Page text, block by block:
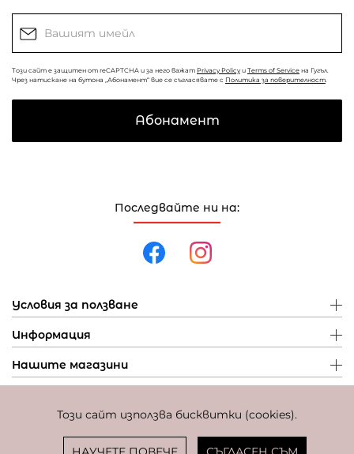
Този сайт използва бисквитки (cookies).
Последвайте ни на:
Условия за ползване
Информация
Нашите магазини
Този сайт е защитен от reCAPTCHA и за него важат Privacy Policy и Terms of Service на Гугъл.
Чрез натискане на бутона „Абонамент“ вие се съгласявате с Политика за поверителност
Абонамент
Фиксиран курс за превалутиране: 1 EUR = 1,95583 BGN